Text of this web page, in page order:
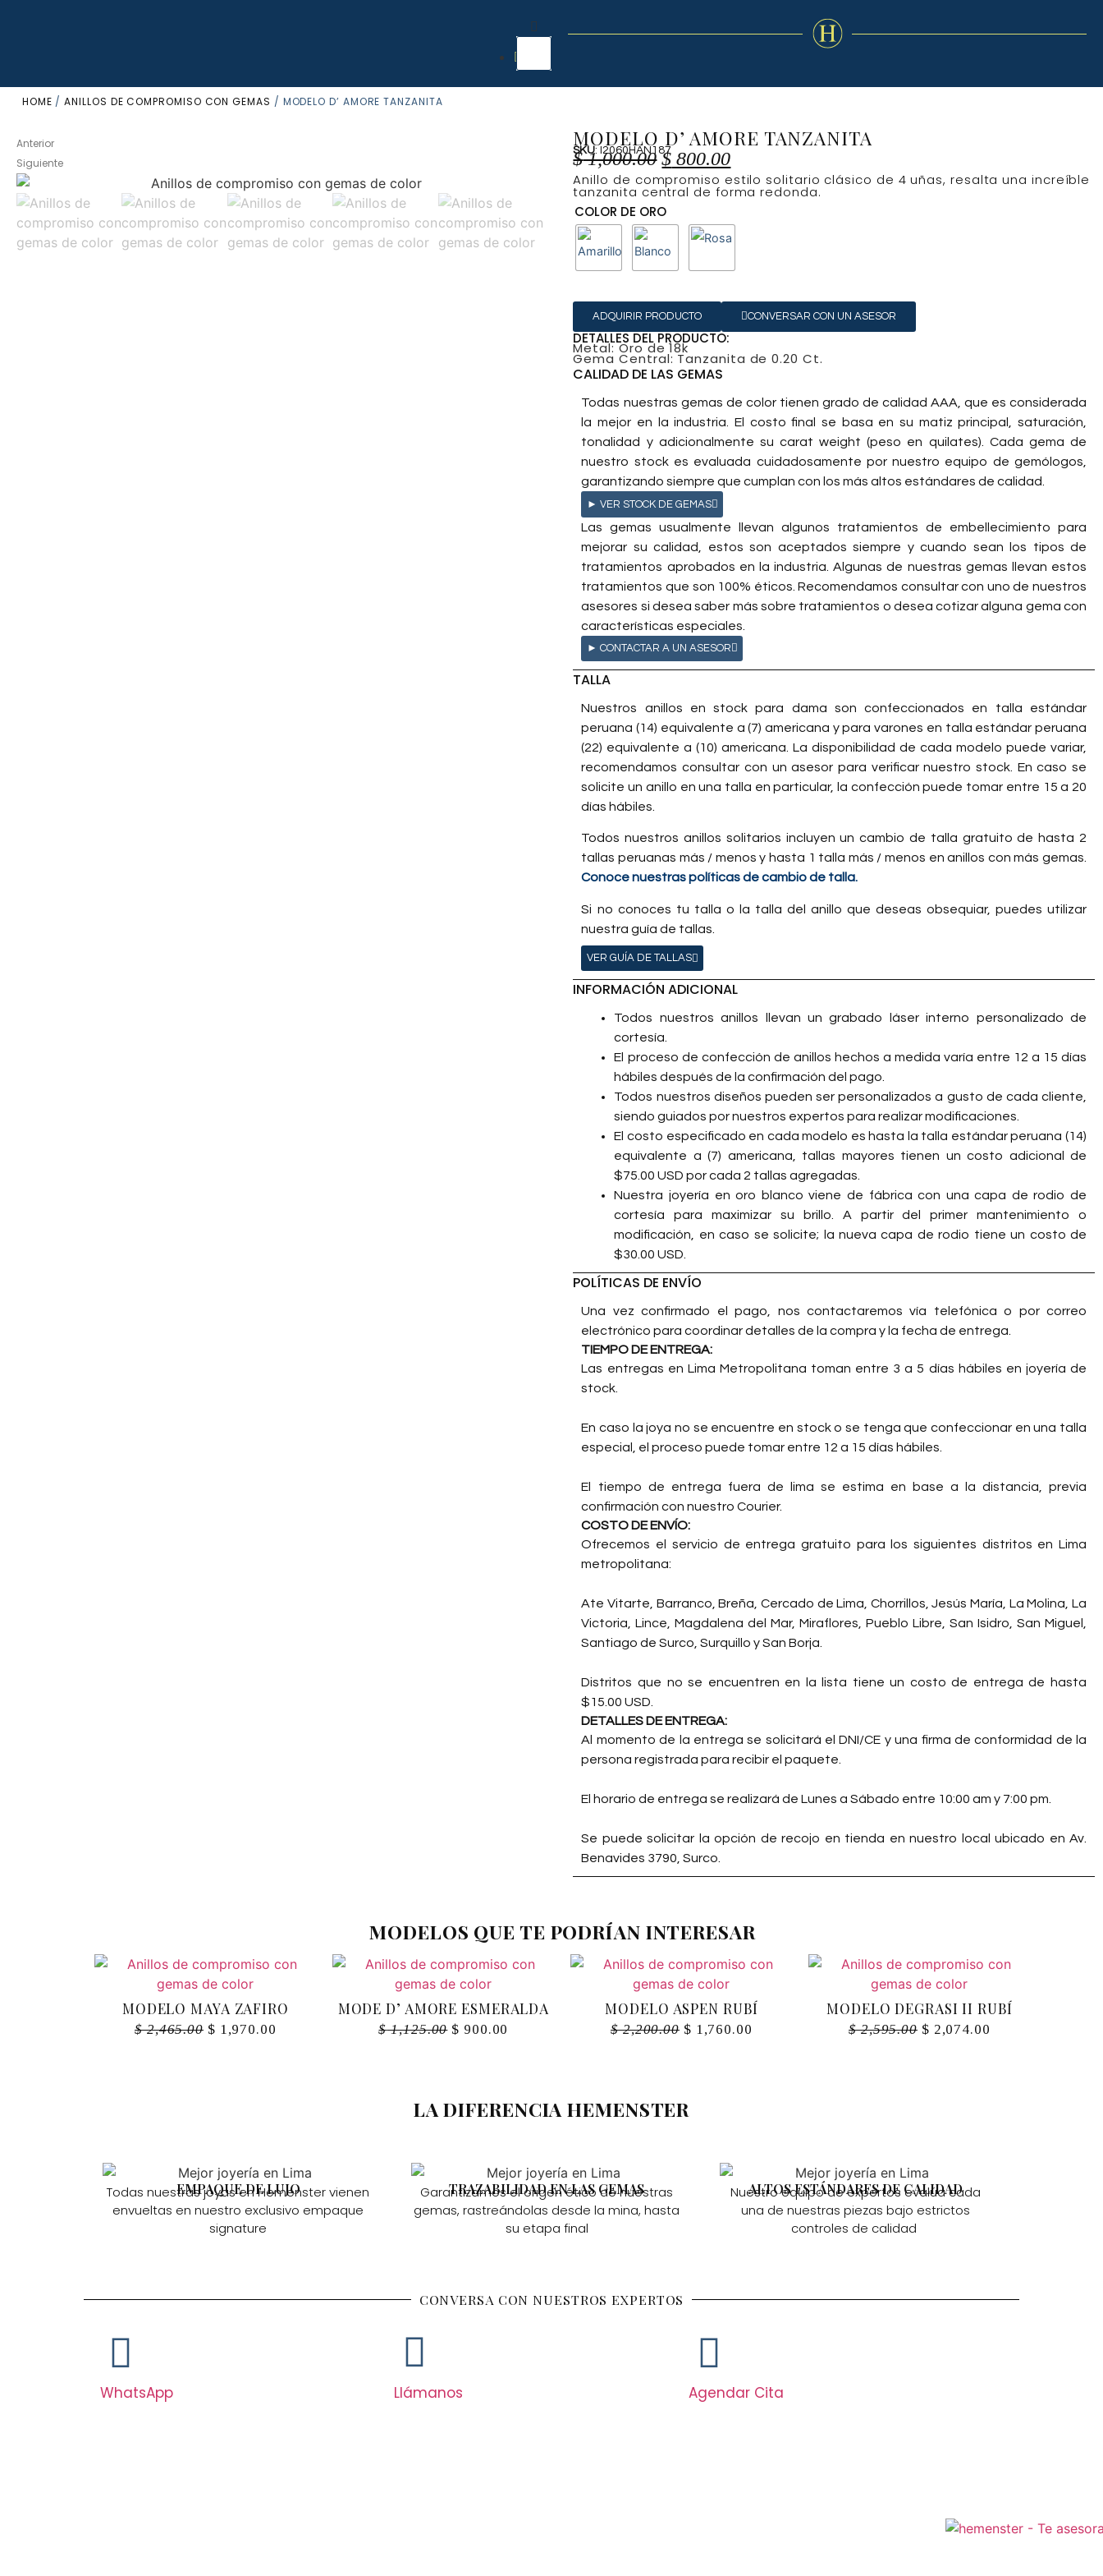
HOME /ANILLOS DE COMPROMISO CON GEMAS / MODELO D’ AMORE TANZANITA
Anterior
Siguiente
MODELO D’ AMORE TANZANITA
SKU: I2060HAN187
$1,000.00 $ 800.00
Anillo de compromiso estilo solitario clásico de 4 uñas, resalta una increíble
tanzanita central de forma redonda.
COLOR DE ORO
ADQUIRIR PRODUCTO CONVERSAR CON UN ASESOR
DETALLES DEL PRODUCTO:
Metal: Oro de 18k
Gema Central: Tanzanita de 0.20 Ct.
CALIDAD DE LAS GEMAS
Todas nuestras gemas de color tienen grado de calidad AAA, que es considerada
la mejor en la industria. El costo final se basa en su matiz principal, saturación,
tonalidad y adicionalmente su carat weight (peso en quilates). Cada gema de
nuestro stock es evaluada cuidadosamente por nuestro equipo de gemólogos,
garantizando siempre que cumplan con los más altos estándares de calidad.
► VER STOCK DE GEMAS
Las gemas usualmente llevan algunos tratamientos de embellecimiento para
mejorar su calidad, estos son aceptados siempre y cuando sean los tipos de
tratamientos aprobados en la industria. Algunas de nuestras gemas llevan estos
tratamientos que son 100% éticos. Recomendamos consultar con uno de nuestros
asesores si desea saber más sobre tratamientos o desea cotizar alguna gema con
características especiales.
► CONTACTAR A UN ASESOR
TALLA
Nuestros anillos en stock para dama son confeccionados en talla estándar
peruana (14) equivalente a (7) americana y para varones en talla estándar peruana
(22) equivalente a (10) americana. La disponibilidad de cada modelo puede variar,
recomendamos consultar con un asesor para verificar nuestro stock. En caso se
solicite un anillo en una talla en particular, la confección puede tomar entre 15 a 20
días hábiles.
Todos nuestros anillos solitarios incluyen un cambio de talla gratuito de hasta 2
tallas peruanas más / menos y hasta 1 talla más / menos en anillos con más gemas.
Conoce nuestras políticas de cambio de talla.
Si no conoces tu talla o la talla del anillo que deseas obsequiar, puedes utilizar
nuestra guía de tallas.
VER GUÍA DE TALLAS
INFORMACIÓN ADICIONAL
Todos nuestros anillos llevan un grabado láser interno personalizado de
cortesía.
El proceso de confección de anillos hechos a medida varía entre 12 a 15 días
hábiles después de la confirmación del pago.
Todos nuestros diseños pueden ser personalizados a gusto de cada cliente,
siendo guiados por nuestros expertos para realizar modificaciones.
El costo especificado en cada modelo es hasta la talla estándar peruana (14)
equivalente a (7) americana, tallas mayores tienen un costo adicional de
$75.00 USD por cada 2 tallas agregadas.
Nuestra joyería en oro blanco viene de fábrica con una capa de rodio de
cortesía para maximizar su brillo. A partir del primer mantenimiento o
modificación, en caso se solicite; la nueva capa de rodio tiene un costo de
$30.00 USD.
POLÍTICAS DE ENVÍO
Una vez confirmado el pago, nos contactaremos vía telefónica o por correo
electrónico para coordinar detalles de la compra y la fecha de entrega.
TIEMPO DE ENTREGA:
Las entregas en Lima Metropolitana toman entre 3 a 5 días hábiles en joyería de
stock.
En caso la joya no se encuentre en stock o se tenga que confeccionar en una talla
especial, el proceso puede tomar entre 12 a 15 días hábiles.
El tiempo de entrega fuera de lima se estima en base a la distancia, previa
confirmación con nuestro Courier.
COSTO DE ENVÍO:
Ofrecemos el servicio de entrega gratuito para los siguientes distritos en Lima
metropolitana:
Ate Vitarte, Barranco, Breña, Cercado de Lima, Chorrillos, Jesús María, La Molina, La
Victoria, Lince, Magdalena del Mar, Miraflores, Pueblo Libre, San Isidro, San Miguel,
Santiago de Surco, Surquillo y San Borja.
Distritos que no se encuentren en la lista tiene un costo de entrega de hasta
$15.00 USD.
DETALLES DE ENTREGA:
Al momento de la entrega se solicitará el DNI/CE y una firma de conformidad de la
persona registrada para recibir el paquete.
El horario de entrega se realizará de Lunes a Sábado entre 10:00 am y 7:00 pm.
Se puede solicitar la opción de recojo en tienda en nuestro local ubicado en Av.
Benavides 3790, Surco.
MODELOS QUE TE PODRÍAN INTERESAR
MODELO MAYA ZAFIRO
$2,465.00 $ 1,970.00
MODE D’ AMORE ESMERALDA
$1,125.00 $ 900.00
MODELO ASPEN RUBÍ
$2,200.00 $ 1,760.00
MODELO DEGRASI II RUBÍ
$2,595.00 $ 2,074.00
LA DIFERENCIA HEMENSTER
EMPAQUE DE LUJO
Todas nuestras joyas en Hemenster vienen
envueltas en nuestro exclusivo empaque
signature
TRAZABILIDAD EN LAS GEMAS
Garantizamos el origen ético de nuestras
gemas, rastreándolas desde la mina, hasta
su etapa final
ALTOS ESTÁNDARES DE CALIDAD
Nuestro equipo de expertos evalúa cada
una de nuestras piezas bajo estrictos
controles de calidad
CONVERSA CON NUESTROS EXPERTOS
WhatsApp Llámanos Agendar Cita